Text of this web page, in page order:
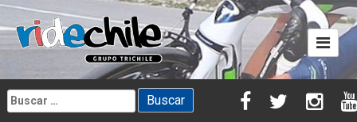
Skip
to
content
Buscar: